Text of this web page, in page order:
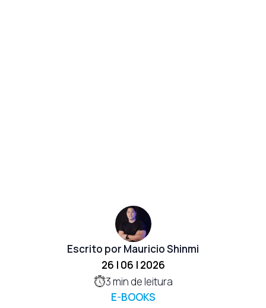
Escrito por Mauricio Shinmi
26 | 06 | 2026
3min de leitura
E-BOOKS